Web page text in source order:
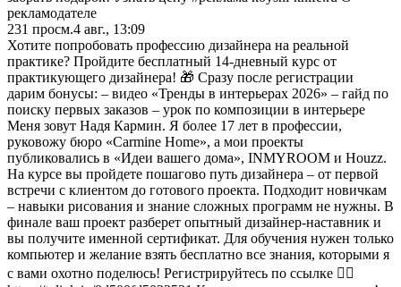
рекламодателе
231 просм.4 авг., 13:09
Хотите попробовать профессию дизайнера на реальной
практике? Пройдите бесплатный 14-дневный курс от
практикующего дизайнера! 🎁 Сразу после регистрации
дарим бонусы: – видео «Тренды в интерьерах 2026» – гайд по
поиску первых заказов – урок по композиции в интерьере
Меня зовут Надя Кармин. Я более 17 лет в профессии,
руковожу бюро «Carmine Home», а мои проекты
публиковались в «Идеи вашего дома», INMYROOM и Houzz.
На курсе вы пройдете пошагово путь дизайнера – от первой
встречи с клиентом до готового проекта. Подходит новичкам
– навыки рисования и знание сложных программ не нужны. В
финале ваш проект разберет опытный дизайнер-наставник и
вы получите именной сертификат. Для обучения нужен только
компьютер и желание взять бесплатно все знания, которыми я
с вами охотно поделюсь! Регистрируйтесь по ссылке 👉🏼